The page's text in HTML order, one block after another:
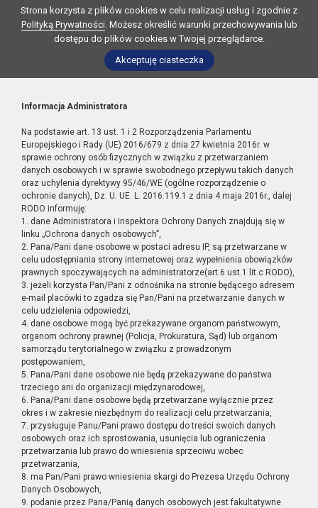
Strona korzysta z plików cookies w celu realizacji usług i zgodnie z
Polityką Prywatności. Możesz określić warunki przechowywania lub
dostępu do plików cookies w Twojej przeglądarce.
Akceptuję ciasteczka
Informacja Administratora
Na podstawie art. 13 ust. 1 i 2 Rozporządzenia Parlamentu
Europejskiego i Rady (UE) 2016/679 z dnia 27 kwietnia 2016r. w
sprawie ochrony osób fizycznych w związku z przetwarzaniem
danych osobowych i w sprawie swobodnego przepływu takich danych
oraz uchylenia dyrektywy 95/46/WE (ogólne rozporządzenie o
ochronie danych), Dz. U. UE. L. 2016.119.1 z dnia 4 maja 2016r., dalej
RODO informuję:
1. dane Administratora i Inspektora Ochrony Danych znajdują się w
linku „Ochrona danych osobowych”,
2. Pana/Pani dane osobowe w postaci adresu IP, są przetwarzane w
celu udostępniania strony internetowej oraz wypełnienia obowiązków
prawnych spoczywających na administratorze(art.6 ust.1 lit.c RODO),
3. jeżeli korzysta Pan/Pani z odnośnika na stronie będącego adresem
e-mail placówki to zgadza się Pan/Pani na przetwarzanie danych w
celu udzielenia odpowiedzi,
4. dane osobowe mogą być przekazywane organom państwowym,
organom ochrony prawnej (Policja, Prokuratura, Sąd) lub organom
samorządu terytorialnego w związku z prowadzonym
postępowaniem,
5. Pana/Pani dane osobowe nie będą przekazywane do państwa
trzeciego ani do organizacji międzynarodowej,
6. Pana/Pani dane osobowe będą przetwarzane wyłącznie przez
okres i w zakresie niezbędnym do realizacji celu przetwarzania,
7. przysługuje Panu/Pani prawo dostępu do treści swoich danych
osobowych oraz ich sprostowania, usunięcia lub ograniczenia
przetwarzania lub prawo do wniesienia sprzeciwu wobec
przetwarzania,
8. ma Pan/Pani prawo wniesienia skargi do Prezesa Urzędu Ochrony
Danych Osobowych,
9. podanie przez Pana/Panią danych osobowych jest fakultatywne